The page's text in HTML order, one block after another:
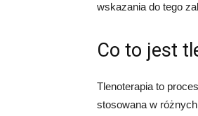
wskazania do tego
Co to jest
Tlenoterapia to
stosowana w